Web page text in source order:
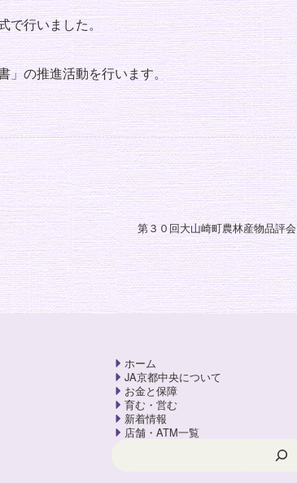
行いました。
の推進活動を行います。
第３０回大山崎町農林産物品評会
ホーム
JA京都中央について
お金と保障
育む・営む
新着情報
店舗・ATM一覧